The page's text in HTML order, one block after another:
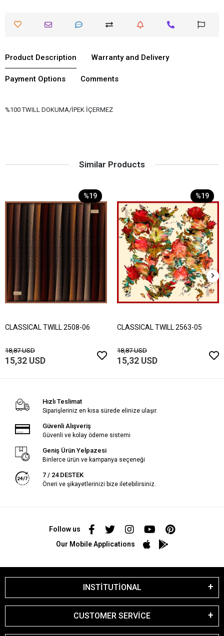
Product Description Warranty and Delivery
Payment Options Comments
%100 TWILL DOKUMA/İPEK İÇERMEZ
Similar Products
%19
CLASSICAL TWILL 2508-06
18,87 USD
15,32 USD
%19
CLASSICAL TWILL 2563-05
18,87 USD
15,32 USD
Hızlı Teslimat
Siparişleriniz en kısa sürede elinize ulaşır.
Güvenli Alışveriş
Güvenli ve kolay ödeme sistemi
Geniş Ürün Yelpazesi
Binlerce ürün ve kampanya seçeneği
7 / 24 DESTEK
Öneri ve şikayetlerinizi bize iletebilirsiniz.
Follow us
Our Mobile Applications
INSTİTUTİONAL
CUSTOMER SERVİCE